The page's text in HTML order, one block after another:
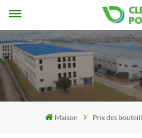
Maison Prix ​​des